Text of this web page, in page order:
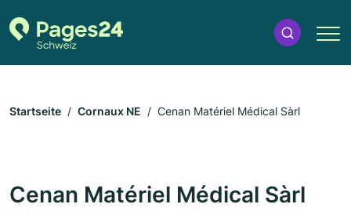
Startseite Cornaux NE Cenan Matériel Médical Sàrl
Cenan Matériel Médical Sàrl